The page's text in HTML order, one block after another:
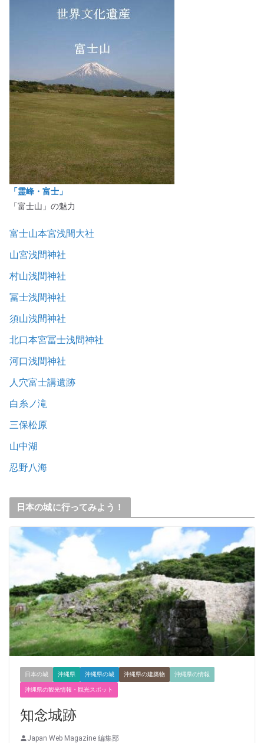
「霊峰・富士」
「富士山」の魅力
富士山本宮浅間大社
山宮浅間神社
村山浅間神社
冨士浅間神社
須山浅間神社
北口本宮冨士浅間神社
河口浅間神社
人穴富士講遺跡
白糸ノ滝
三保松原
山中湖
忍野八海
日本の城に行ってみよう！
日本の城 沖縄県 沖縄県の城 沖縄県の建築物 沖縄県の情報
沖縄県の観光情報・観光スポット
知念城跡
Japan Web Magazine 編集部